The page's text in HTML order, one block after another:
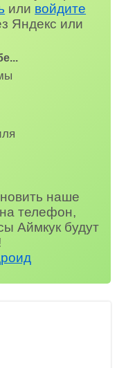
или войдите
Яндекс или
наше
телефон,
Аймкук будут